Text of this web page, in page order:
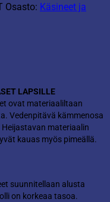
Osasto: Käsineet ja
LAPSILLE
ovat materiaaliltaan
Vedenpitävä kämmenosa
materiaalin
kauas myös pimeällä.
suunnitellaan alusta
on korkeaa tasoa.